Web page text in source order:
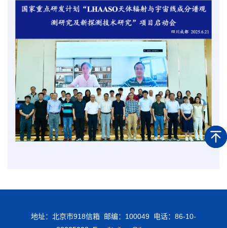
地址：北京市918信箱 邮编：100049 电话：86-10-